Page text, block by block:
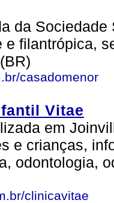
da
e filantrópica,
casadomenor
Vitae
em
e crianças,
odontologia,
clinicavitae